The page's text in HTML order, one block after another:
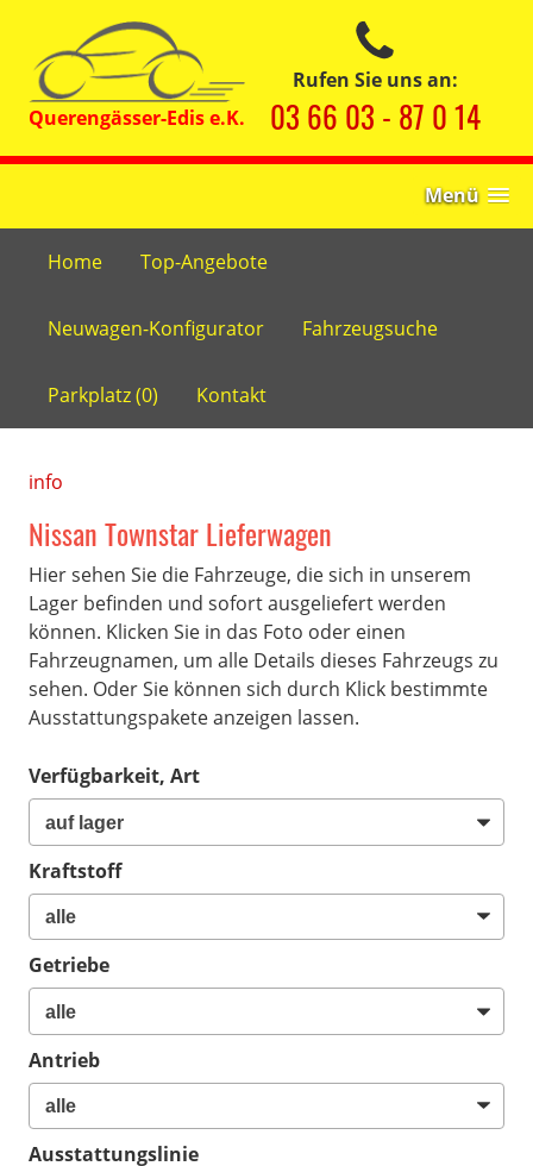
Rufen Sie uns an:
03 66 03 - 87 0 14
Menü
Home Top-Angebote
Neuwagen-Konfigurator Fahrzeugsuche
Parkplatz (0) Kontakt
info
Nissan Townstar Lieferwagen
Hier sehen Sie die Fahrzeuge, die sich in unserem
Lager befinden und sofort ausgeliefert werden
können. Klicken Sie in das Foto oder einen
Fahrzeugnamen, um alle Details dieses Fahrzeugs zu
sehen. Oder Sie können sich durch Klick bestimmte
Ausstattungspakete anzeigen lassen.
Verfügbarkeit, Art
Kraftstoff
Getriebe
Antrieb
Ausstattungslinie